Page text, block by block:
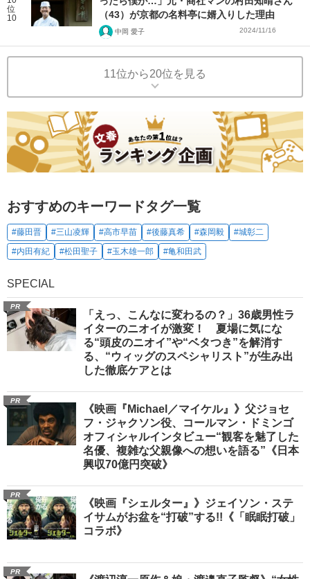
位
10
（43）が京都の名料亭に婿入りした理由
中岡 愛子 2024/11/16
11位から20位を見る
おすすめのキーワードタグ一覧
#藤田晋 #三山凌輝 #高市早苗 #後藤真希 #森岡毅
#城彰二
#内田有紀
#松田聖子 #玉木雄一郎 #亀和田武
SPECIAL
PR
「えっ、こんなに変わるの？」36歳男性ラ
イターのニオイが激変！ 夏場に気にな
る“頭皮のニオイ”や“ベタつき”を解消す
る、“ウィッグのスペシャリスト”が生み出
した徹底ケアとは
PR
《映画『Michael／マイケル』》父ジョセ
フ・ジャクソン役、コールマン・ドミンゴ
オフィシャルインタビュー“観客を魅了した
名優、複雑な父親像への想いを語る”《日本
興収70億円突破》
PR
《映画『シェルター』》ジェイソン・ステ
イサムがお盆を“打破”する!!《「眠眠打破」
コラボ》
PR